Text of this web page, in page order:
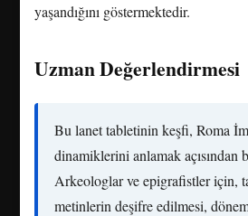
yaşandığını göstermektedir.
Uzman Değerlendirmesi
Bu lanet tabletinin keşfi, Roma
dinamiklerini anlamak açısından
Arkeologlar ve epigrafistler için,
metinlerin deşifre edilmesi,